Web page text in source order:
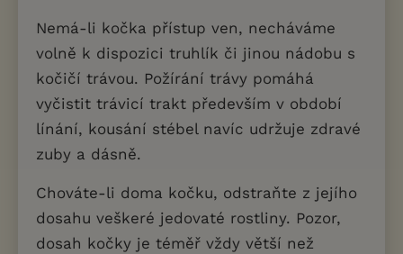
Nemá-li kočka přístup ven, necháváme
volně k dispozici truhlík či jinou nádobu s
kočičí trávou. Požírání trávy pomáhá
vyčistit trávicí trakt především v období
línání, kousání stébel navíc udržuje zdravé
zuby a dásně.
Chováte-li doma kočku, odstraňte z jejího
dosahu veškeré jedovaté rostliny. Pozor,
dosah kočky je téměř vždy větší než